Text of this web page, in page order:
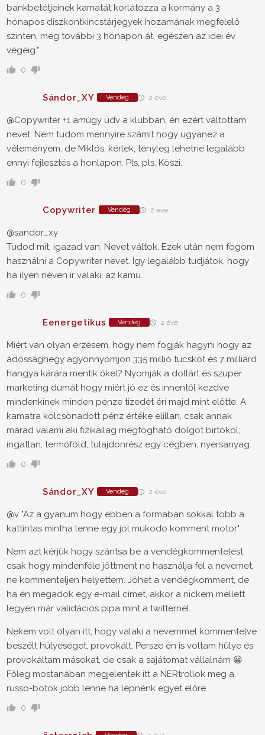
bankbetétjeinek kamatát korlátozza a kormány a 3
hónapos diszkontkincstárjegyek hozamának megfelelő
szinten, még további 3 hónapon át, egészen az idei év
végéig."
0
Sándor_XY Vendég 2 éve
@Copywriter +1 amúgy üdv a klubban, én ezért váltottam
nevet. Nem tudom mennyire számít hogy ugyanez a
véleményem, de Miklós, kérlek, tényleg lehetne legalább
ennyi fejlesztés a honlapon. Pls, pls. Köszi.
0
Copywriter Vendég 2 éve
@sandor_xy
Tudod mit, igazad van. Nevet váltok. Ezek után nem fogom
használni a Copywriter nevet. Így legalább tudjátok, hogy
ha ilyen néven ír valaki, az kamu.
0
Eenergetikus Vendég 2 éve
Miért van olyan érzésem, hogy nem fogják hagyni hogy az
adóssághegy agyonnyomjon 335 millió tücsköt és 7 milliárd
hangya kárára mentik őket? Nyomják a dollárt és szuper
marketing dumát hogy miért jó ez és innentől kezdve
mindenkinek minden pénze tizedét éri majd mint előtte. A
kamatra kölcsönadott pénz értéke elillan, csak annak
marad valami aki fizikailag megfogható dolgot birtokol;
ingatlan, termőföld, tulajdonrész egy cégben, nyersanyag.
0
Sándor_XY Vendég 2 éve
@v "Az a gyanum hogy ebben a formaban sokkal tobb a
kattintas mintha lenne egy jol mukodo komment motor"
Nem azt kérjük hogy szántsa be a vendégkommentelést,
csak hogy mindenféle jöttment ne használja fel a nevemet,
ne kommenteljen helyettem. Jöhet a vendégkomment, de
ha én megadok egy e-mail címet, akkor a nickem mellett
legyen már validációs pipa mint a twitternél...
Nekem volt olyan itt, hogy valaki a nevemmel kommentelve
beszélt hülyeséget, provokált. Persze én is voltam hülye és
provokáltam másokat, de csak a sajátomat vállalnám 😀
Főleg mostanában megjelentek itt a NERtrollok meg a
russo-botok jobb lenne ha lépnénk egyet előre.
0